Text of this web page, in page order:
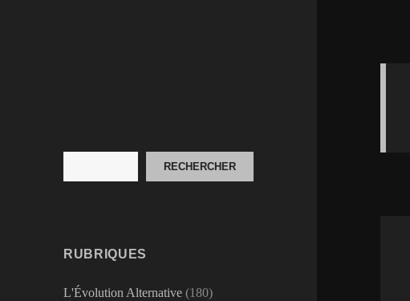
RECHERCHER
RUBRIQUES
L'Évolution Alternative (180)